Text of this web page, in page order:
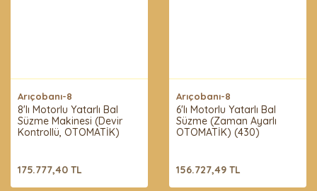
Arıçobanı-8
8'lı Motorlu Yatarlı Bal
Süzme Makinesi (Devir
Kontrollü, OTOMATİK)
175.777,40 TL
Arıçobanı-8
6'lı Motorlu Yatarlı Bal
Süzme (Zaman Ayarlı
OTOMATİK) (430)
156.727,49 TL